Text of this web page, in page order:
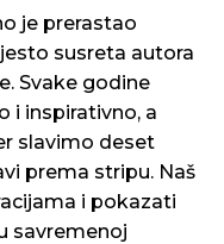
je prerastao
susreta autora
Svake godine
i inspirativno, a
slavimo deset
prema stripu. Naš
i pokazati
savremenoj